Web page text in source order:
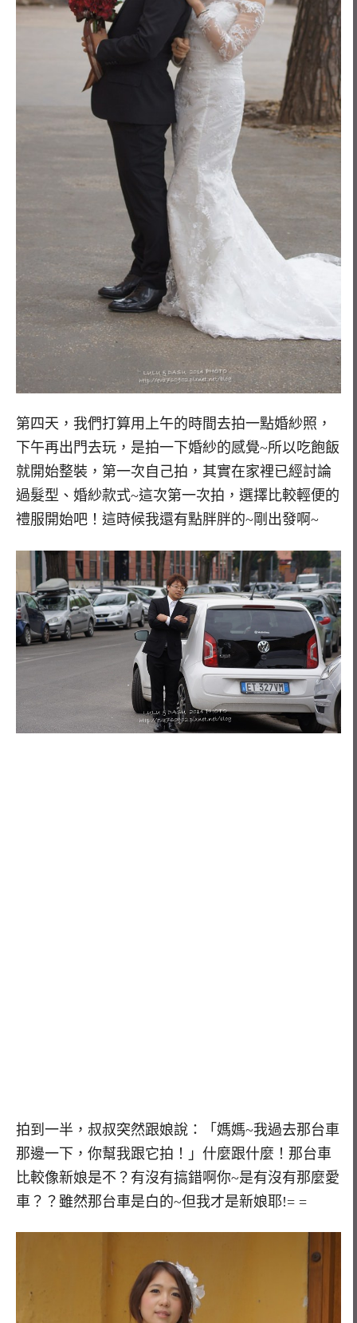
第四天，我們打算用上午的時間去拍一點婚紗照，
下午再出門去玩，是拍一下婚紗的感覺~所以吃飽飯
就開始整裝，第一次自己拍，其實在家裡已經討論
過髮型、婚紗款式~這次第一次拍，選擇比較輕便的
禮服開始吧！這時候我還有點胖胖的~剛出發啊~
拍到一半，叔叔突然跟娘說：「媽媽~我過去那台車
那邊一下，你幫我跟它拍！」什麼跟什麼！那台車
比較像新娘是不？有沒有搞錯啊你~是有沒有那麼愛
車？？雖然那台車是白的~但我才是新娘耶!= =